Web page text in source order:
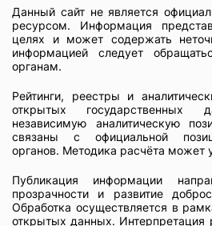
Данный сайт не является
ресурсом. Информация
целях и может содержать
информацией следует
органам.
Рейтинги, реестры и
открытых
независимую аналитическую
связаны с официальной
органов. Методика расчёта может
Публикация информации
прозрачности и развитие
Обработка осуществляется в
открытых данных. Интерпретация